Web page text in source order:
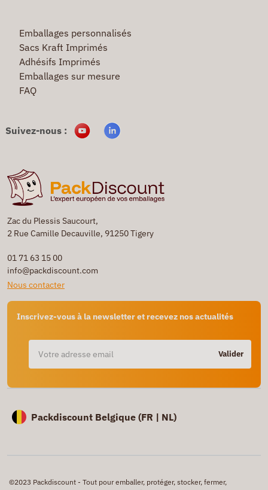
Zac du Plessis Saucourt,
2 Rue Camille Decauville, 91250 Tigery
01 71 63 15 00
info@packdiscount.com
Nous contacter
Inscrivez-vous à la newsletter et recevez nos actualités
Valider
Emballages personnalisés
Sacs Kraft Imprimés
Adhésifs Imprimés
Emballages sur mesure
FAQ
Suivez-nous :
Packdiscount Belgique (FR | NL)
©2023 Packdiscount - Tout pour emballer, protéger, stocker, fermer,